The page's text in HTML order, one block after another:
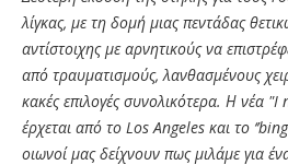
λίγκας, με τη δομή μιας πεντάδας
αντίστοιχης με αρνητικούς να
από τραυματισμούς, λανθασμένους
κακές επιλογές συνολικότερα. Η νέα "I
έρχεται από το Los Angeles και το
οιωνοί μας δείχνουν πως μιλάμε για